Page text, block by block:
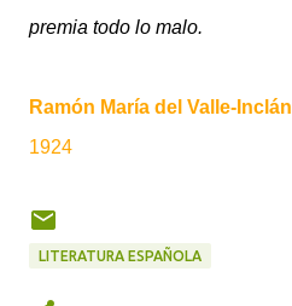
premia todo lo malo.
Ramón María del Valle-Inclán
1924
LITERATURA ESPAÑOLA